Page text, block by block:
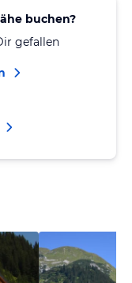
buchen?
gefallen